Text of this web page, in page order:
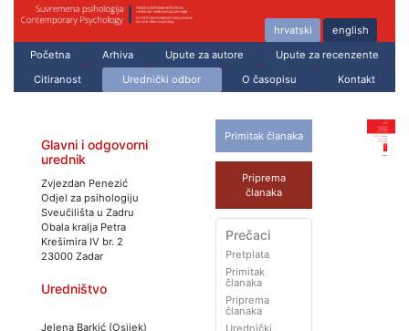
hrvatski
english
Početna
Arhiva Upute za autore
Upute za recenzente
Citiranost
Urednički odbor O časopisu Kontakt
Glavni i odgovorni
urednik
Zvjezdan Penezić
Odjel za psihologiju
Sveučilišta u Zadru
Obala kralja Petra
Krešimira IV br. 2
23000 Zadar
Uredništvo
Jelena Barkić (Osijek)
Primitak članaka
Priprema
članaka
Prečaci
Pretplata
Primitak
članaka
Priprema
članaka
Urednički